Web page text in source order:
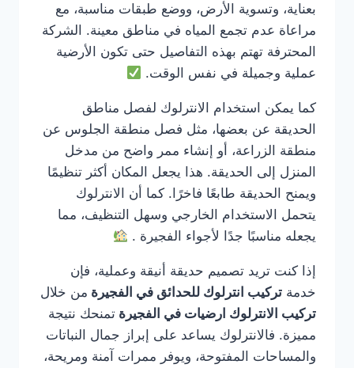
بعناية، وتسوية الأرض، ووضع طبقات مناسبة، مع
مراعاة عدم تجمع المياه في مناطق معينة. الشركة
المحترفة تهتم بهذه التفاصيل حتى تكون الأرضية
عملية وجميلة في نفس الوقت.
كما يمكن استخدام الانترلوك لفصل مناطق
الحديقة عن بعضها، مثل فصل منطقة الجلوس عن
منطقة الزراعة، أو إنشاء ممر واضح من مدخل
المنزل إلى الحديقة. هذا يجعل المكان أكثر تنظيمًا
ويمنح الحديقة طابعًا فاخرًا. كما أن الانترلوك
يتحمل الاستخدام الخارجي وسهل التنظيف، مما
يجعله مناسبًا جدًا لأجواء الفجيرة .
إذا كنت تريد تصميم حديقة أنيقة وعملية، فإن
خدمة تركيب انترلوك للحدائق في الفجيرة من خلال
تركيب الانترلوك ارضيات في الفجيرة تمنحك نتيجة
مميزة. فالانترلوك يساعد على إبراز جمال النباتات
والمساحات المفتوحة، ويوفر ممرات آمنة ومريحة،